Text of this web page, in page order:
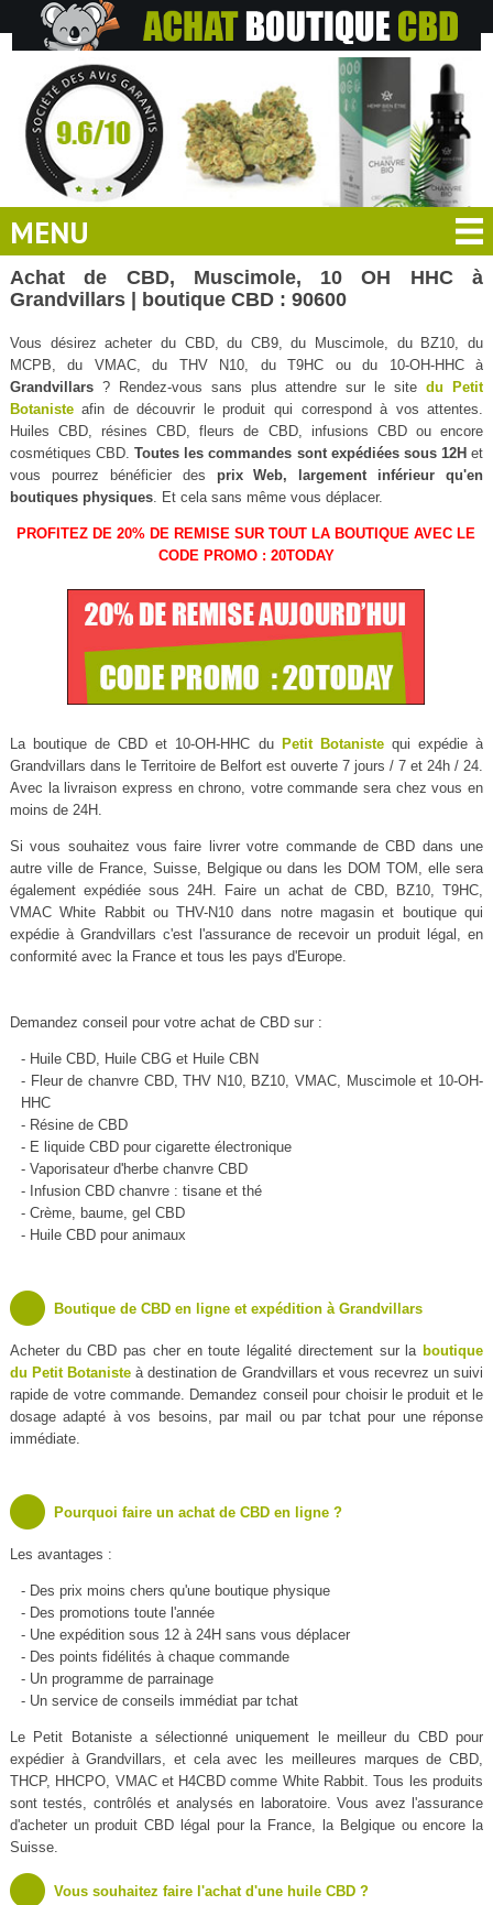
MENU
Achat de CBD, Muscimole, 10 OH HHC à
Grandvillars | boutique CBD : 90600
Vous désirez acheter du CBD, du CB9, du Muscimole, du BZ10, du
MCPB, du VMAC, du THV N10, du T9HC ou du 10-OH-HHC à
Grandvillars? Rendez-vous sans plus attendre sur le sitedu Petit
Botanisteafin de découvrir le produit qui correspond à vos attentes.
Huiles CBD, résines CBD, fleurs de CBD, infusions CBD ou encore
cosmétiques CBD.Toutes les commandes sont expédiées sous 12H et
vous pourrez bénéficier des prix Web, largement inférieur qu'en
boutiques physiques. Et cela sans même vous déplacer.
PROFITEZ DE 20% DE REMISE SUR TOUT LA BOUTIQUE AVEC LE
CODE PROMO : 20TODAY
La boutique de CBD et 10-OH-HHC du Petit Botanistequi expédie à
Grandvillars dans le Territoire de Belfort est ouverte 7 jours / 7 et 24h / 24.
Avec la livraison express en chrono, votre commande sera chez vous en
moins de 24H.
Si vous souhaitez vous faire livrer votre commande de CBD dans une
autre ville de France, Suisse, Belgique ou dans les DOM TOM, elle sera
également expédiée sous 24H. Faire un achat de CBD, BZ10, T9HC,
VMAC White Rabbit ou THV-N10 dans notre magasin et boutique qui
expédie à Grandvillars c'est l'assurance de recevoir un produit légal, en
conformité avec la France et tous les pays d'Europe.
Demandez conseil pour votre achat de CBD sur :
- Huile CBD, Huile CBG et Huile CBN
- Fleur de chanvre CBD, THV N10, BZ10, VMAC, Muscimole et 10-OH-
HHC
- Résine de CBD
- E liquide CBD pour cigarette électronique
- Vaporisateur d'herbe chanvre CBD
- Infusion CBD chanvre : tisane et thé
- Crème, baume, gel CBD
- Huile CBD pour animaux
Boutique de CBD en ligne et expédition à Grandvillars
Acheter du CBD pas cher en toute légalité directement sur la boutique
du Petit Botaniste à destination de Grandvillars et vous recevrez un suivi
rapide de votre commande. Demandez conseil pour choisir le produit et le
dosage adapté à vos besoins, par mail ou par tchat pour une réponse
immédiate.
Pourquoi faire un achat de CBD en ligne ?
Les avantages :
- Des prix moins chers qu'une boutique physique
- Des promotions toute l'année
- Une expédition sous 12 à 24H sans vous déplacer
- Des points fidélités à chaque commande
- Un programme de parrainage
- Un service de conseils immédiat par tchat
Le Petit Botaniste a sélectionné uniquement le meilleur du CBD pour
expédier à Grandvillars, et cela avec les meilleures marques de CBD,
THCP, HHCPO, VMAC et H4CBD comme White Rabbit. Tous les produits
sont testés, contrôlés et analysés en laboratoire. Vous avez l'assurance
d'acheter un produit CBD légal pour la France, la Belgique ou encore la
Suisse.
Vous souhaitez faire l'achat d'une huile CBD ?